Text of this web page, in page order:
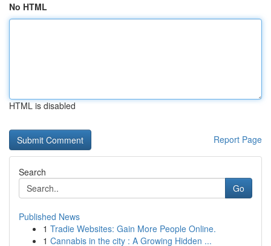
No HTML
HTML is disabled
Report Page
Search
Go
Published News
1 Tradie Websites: Gain More People Online.
1 Cannabis in the city : A Growing Hidden ...